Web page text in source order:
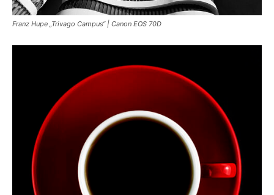
Franz Hupe „Trivago Campus“ | Canon EOS 70D